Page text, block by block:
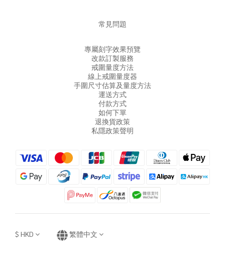
常見問題
專屬刻字效果預覽
改款訂製服務
戒圍量度方法
線上戒圍量度器
手圍尺寸估算及量度方法
運送方式
付款方式
如何下單
退換貨政策
私隱政策聲明
$ HKD 繁體中文